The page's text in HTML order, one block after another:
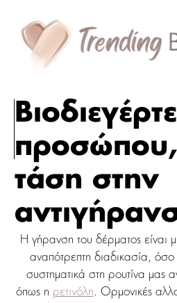
τάση στην
Η γήρανση του δέρματος είναι
αναπότρεπτη διαδικασία, όσο
συστηματικά στη ρουτίνα μας
όπως η ρετινόλη. Ορμονικές